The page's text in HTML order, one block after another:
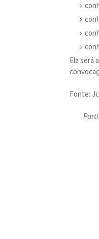
Ela será
Fonte: